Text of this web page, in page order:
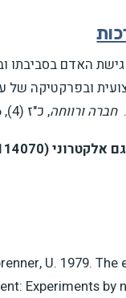
גל, ע. (2007). גישת האדם
ובפרקטיקה של
חברה ורווחה, כ"ז (4), 567-596.
U. 1979.
Experiments by